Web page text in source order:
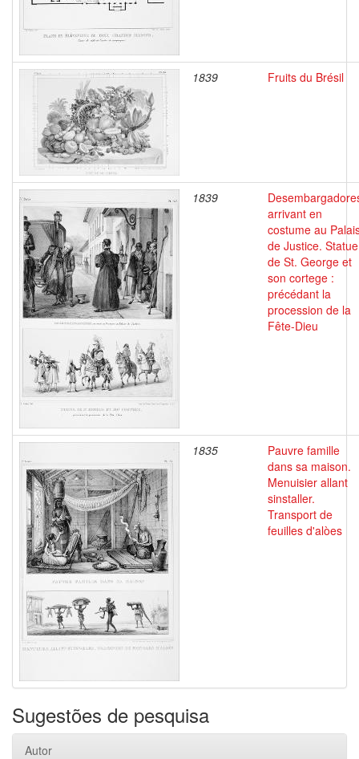
1839 Fruits du Brésil
1839
arrivant en
costume au
de Justice. Statue
de St. George et
son cortege :
précédant la
procession de la
Fête-Dieu
1835
Pauvre famille
dans sa maison.
Menuisier allant
sinstaller.
Transport de
feuilles d'alòes
Sugestões de pesquisa
Autor